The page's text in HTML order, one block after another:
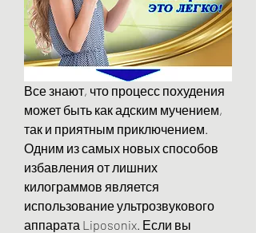
Все знают, что процесс похудения
может быть как адским мучением,
так и приятным приключением.
Одним из самых новых способов
избавления от лишних
килограммов является
использование ультрозвукового
аппарата Liposonix. Если вы